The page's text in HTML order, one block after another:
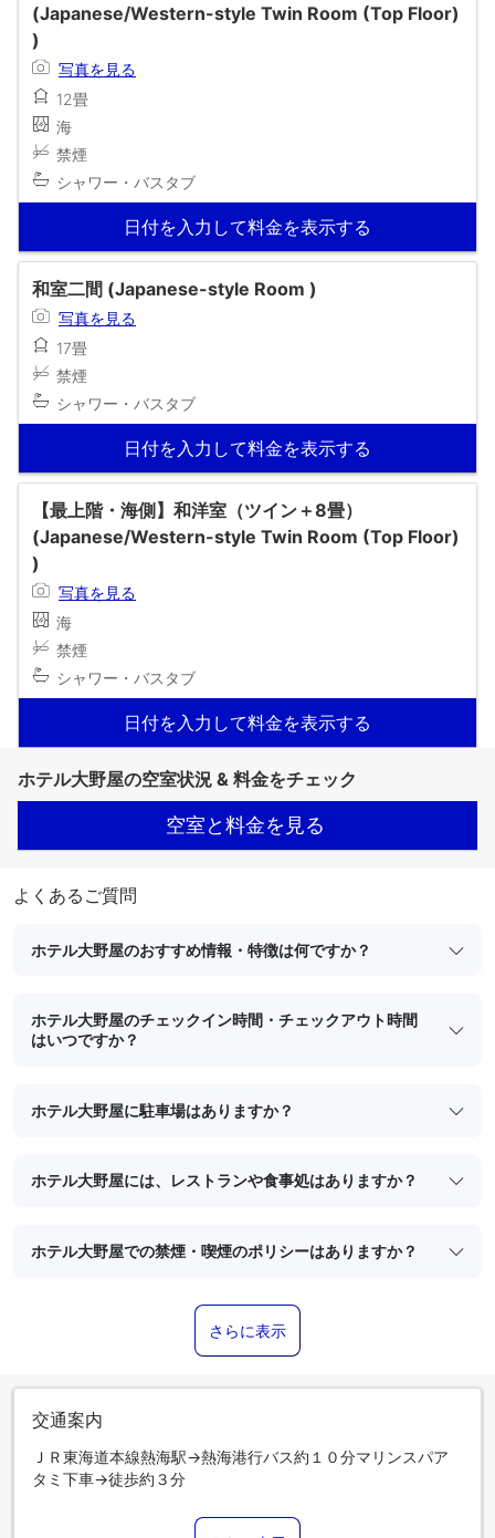
(Japanese/Western-style Twin Room (Top Floor)
)
写真を見る
12畳
海
禁煙
シャワー・バスタブ
日付を入力して料金を表示する
和室二間 (Japanese-style Room )
写真を見る
17畳
禁煙
シャワー・バスタブ
日付を入力して料金を表示する
【最上階・海側】和洋室（ツイン＋8畳）
(Japanese/Western-style Twin Room (Top Floor)
)
写真を見る
海
禁煙
シャワー・バスタブ
日付を入力して料金を表示する
ホテル大野屋の空室状況 & 料金をチェック
空室と料金を見る
よくあるご質問
ホテル大野屋のおすすめ情報・特徴は何ですか？
ホテル大野屋のチェックイン時間・チェックアウト時間
はいつですか？
ホテル大野屋に駐車場はありますか？
ホテル大野屋には、レストランや食事処はありますか？
ホテル大野屋での禁煙・喫煙のポリシーはありますか？
さらに表示
交通案内
ＪＲ東海道本線熱海駅→熱海港行バス約１０分マリンスパア
タミ下車→徒歩約３分